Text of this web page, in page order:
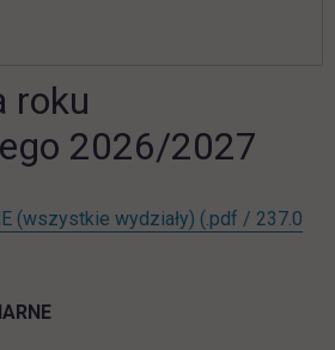
roku
2026/2027
(wszystkie wydziały) (.pdf / 237.0